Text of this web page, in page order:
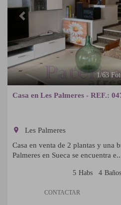
1/63
Casa en Les Palmeres - REF.:
room
Les Palmeres
Casa en venta de 2 plantas y una
Palmeres en Sueca se encuentra
5 Habs 4 Baños
CONTACTAR